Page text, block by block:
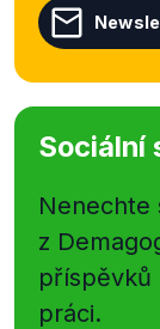
Sociální
Nenechte
z
příspěvků
práci.